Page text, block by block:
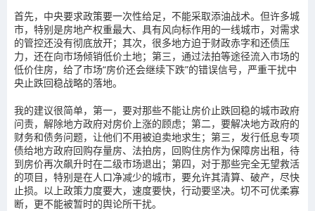
首先，中央要求政策要一次性给足，不能采取添油战术。但许多城
市，特别是房地产权重最大、具有风向标作用的一线城市，对需求
的管控还没有彻底放开；其次，很多地方迫于财政赤字和还债压
力，还在向市场倾销低价土地；第三，通过法拍等途径流入市场的
低价住房，给了市场“房价还会继续下跌”的错误信号，严重干扰中
央止跌回稳战略的落地。
我的建议很简单，第一，要对那些不能让房价止跌回稳的城市政府
问责，解除地方政府对房价上涨的顾虑；第二，要解决地方政府的
财务和债务问题，让他们不用被迫卖地求生；第三，发行低息专项
债给地方政府回购存量房、法拍房，回购住房作为保障房出租，待
到房价再次飙升时在二级市场退出；第四，对于那些完全无望救活
的项目，特别是在人口净减少的城市，要允许其清算、破产，尽快
止损。以上政策力度要大，速度要快，行动要坚决。切不可优柔寡
断，更不能被暂时的舆论所干扰。